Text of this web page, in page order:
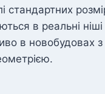
стандартних
в реальні ніші
в новобудовах з